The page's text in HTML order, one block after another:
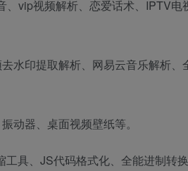
vip视频解析、恋爱话术、IPTV电
水印提取解析、网易云音乐解析、
动器、桌面视频壁纸等。
具、JS代码格式化、全能进制转